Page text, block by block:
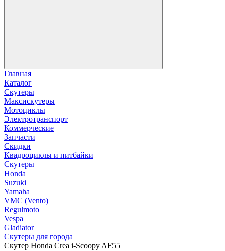
Главная
Каталог
Скутеры
Максискутеры
Мотоциклы
Электротранспорт
Коммерческие
Запчасти
Скидки
Квадроциклы и питбайки
Скутеры
Honda
Suzuki
Yamaha
VMC (Vento)
Regulmoto
Vespa
Gladiator
Скутеры для города
Скутер Honda Crea i-Scoopy AF55